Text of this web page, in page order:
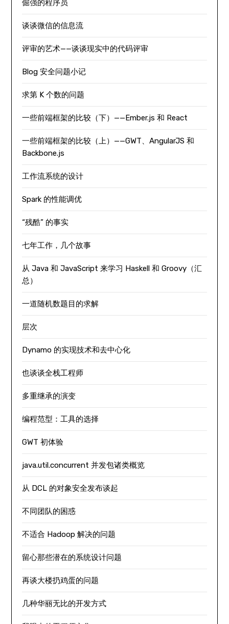
倔强的程序员
谈谈微信的信息流
评审的艺术——谈谈现实中的代码评审
Blog 安全问题小记
求第 K 个数的问题
一些前端框架的比较（下）——Ember.js 和 React
一些前端框架的比较（上）——GWT、AngularJS 和
Backbone.js
工作流系统的设计
Spark 的性能调优
“残酷” 的事实
七年工作，几个故事
从 Java 和 JavaScript 来学习 Haskell 和 Groovy（汇
总）
一道随机数题目的求解
层次
Dynamo 的实现技术和去中心化
也谈谈全栈工程师
多重继承的演变
编程范型：工具的选择
GWT 初体验
java.util.concurrent 并发包诸类概览
从 DCL 的对象安全发布谈起
不同团队的困惑
不适合 Hadoop 解决的问题
留心那些潜在的系统设计问题
再谈大楼扔鸡蛋的问题
几种华丽无比的开发方式